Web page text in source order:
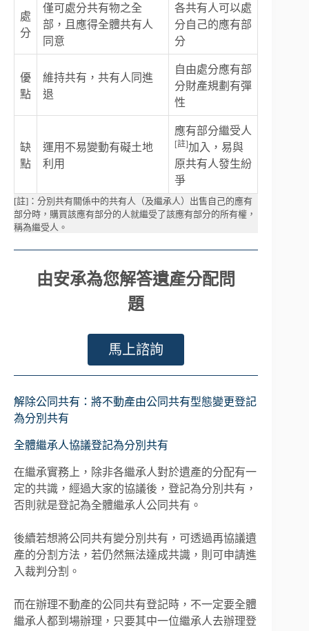
處
分
僅可處分共有物之全
部，且應得全體共有人
同意
各共有人可以處
分自己的應有部
分
優
點
維持共有，共有人同進
退
自由處分應有部
分財產規劃有彈
性
缺
點
運用不易變動有礙土地
利用
應有部分繼受人
[註]加入，易與
原共有人發生紛
爭
[註]：分別共有關係中的共有人（及繼承人）出售自己的應有
部分時，購買該應有部分的人就繼受了該應有部分的所有權，
稱為繼受人。
由安承為您解答遺產分配問
題
馬上諮詢
解除公同共有：將不動產由公同共有型態變更登記
為分別共有
全體繼承人協議登記為分別共有
在繼承實務上，除非各繼承人對於遺產的分配有一
定的共識，經過大家的協議後，登記為分別共有，
否則就是登記為全體繼承人公同共有。
後續若想將公同共有變分別共有，可透過再協議遺
產的分割方法，若仍然無法達成共識，則可申請進
入裁判分割。
而在辦理不動產的公同共有登記時，不一定要全體
繼承人都到場辦理，只要其中一位繼承人去辦理登